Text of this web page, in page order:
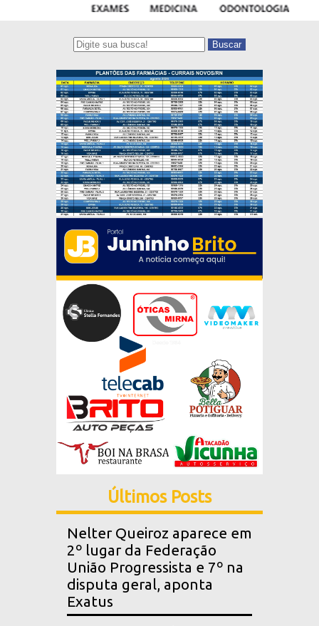
Buscar
Últimos Posts
Nelter Queiroz aparece em
2º lugar da Federação
União Progressista e 7º na
disputa geral, aponta
Exatus